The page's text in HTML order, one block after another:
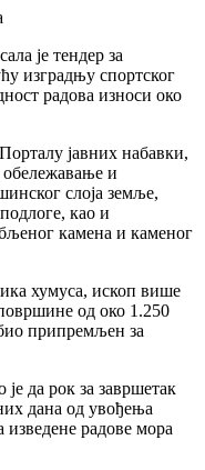
је тендер за
изградњу спортског
радова износи око
јавних набавки,
обележавање и
слоја земље,
као и
камена и каменог
хумуса, ископ више
од око 1.250
припремљен за
да рок за завршетак
дана од увођења
изведене радове мора